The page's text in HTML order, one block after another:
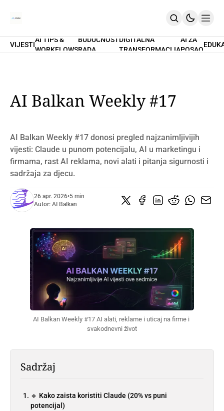
Home
PRETPLATI SE
VIJESTI
AI TIPS &
WORKFLOWS
BUDUĆNOST
RADA
DIGITALNA
TRANSFORMACIJA
AI ZA
POSAO
AI Balkan Weekly #17
AI Balkan Weekly #17 donosi pregled najzanimljivijih
vijesti: Claude u punom potencijalu, AI u marketingu i
firmama, rast AI reklama, novi alati i pitanja sigurnosti i
sadržaja za djecu.
26 apr. 2026•5 min
Autor: AI Balkan
AI Balkan Weekly #17 AI alati, reklame i uticaj na firme i
svakodnevni život
Sadržaj
🔹 Kako zaista koristiti Claude (20% vs puni
potencijal)